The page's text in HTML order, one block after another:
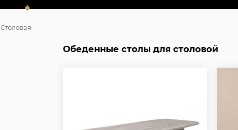
Столовая
Обеденные столы для столовой